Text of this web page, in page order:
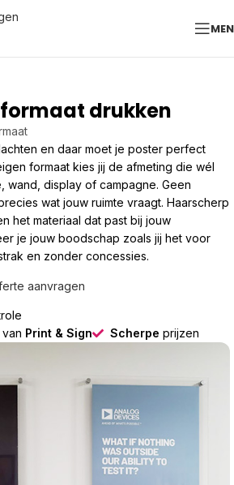
drukken
en daar moet je poster perfect
formaat kies jij de afmeting die wél
wand, display of campagne. Geen
wat jouw ruimte vraagt. Haarscherp
het materiaal dat past bij jouw
je jouw boodschap zoals jij het voor
en zonder concessies.
aanvragen
Print & Sign Scherpe prijzen